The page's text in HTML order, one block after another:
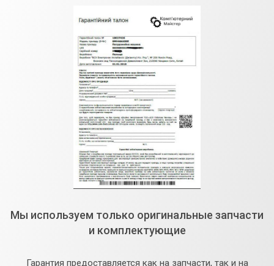
Мы используем только оригинальные запчасти
и комплектующие
Гарантия предоставляется как на запчасти, так и на